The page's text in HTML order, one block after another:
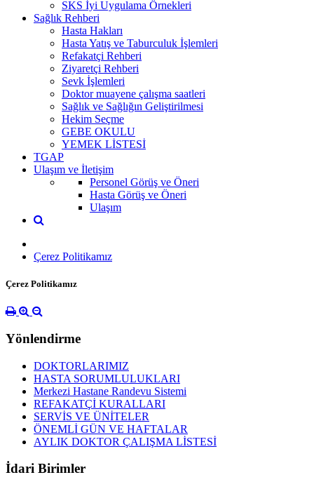
SKS İyi Uygulama Örnekleri
Sağlık Rehberi
Hasta Hakları
Hasta Yatış ve Taburculuk İşlemleri
Refakatçi Rehberi
Ziyaretçi Rehberi
Sevk İşlemleri
Doktor muayene çalışma saatleri
Sağlık ve Sağlığın Geliştirilmesi
Hekim Seçme
GEBE OKULU
YEMEK LİSTESİ
TGAP
Ulaşım ve İletişim
Personel Görüş ve Öneri
Hasta Görüş ve Öneri
Ulaşım
Çerez Politikamız
Çerez Politikamız
Yönlendirme
DOKTORLARIMIZ
HASTA SORUMLULUKLARI
Merkezi Hastane Randevu Sistemi
REFAKATÇİ KURALLARI
SERVİS VE ÜNİTELER
ÖNEMLİ GÜN VE HAFTALAR
AYLIK DOKTOR ÇALIŞMA LİSTESİ
İdari Birimler